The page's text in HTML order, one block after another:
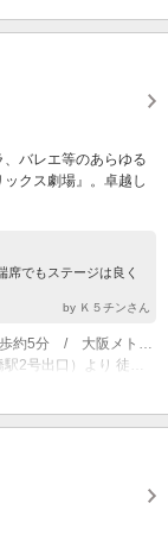
バレエ等のあらゆる
クス劇場』。卓越し
席でもステージは良く
by Ｋ５チンさん
(1)大阪メトロ四つ橋線「四ツ橋駅」2号出口より 徒歩約5分 / 大阪メトロ四つ橋線「本町駅」22・23号出口より 徒歩約7分